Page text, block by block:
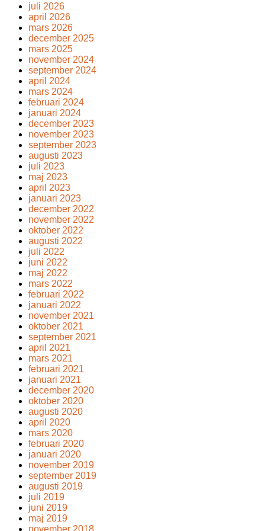
juli 2026
april 2026
mars 2026
december 2025
mars 2025
november 2024
september 2024
april 2024
mars 2024
februari 2024
januari 2024
december 2023
november 2023
september 2023
augusti 2023
juli 2023
maj 2023
april 2023
januari 2023
december 2022
november 2022
oktober 2022
augusti 2022
juli 2022
juni 2022
maj 2022
mars 2022
februari 2022
januari 2022
november 2021
oktober 2021
september 2021
april 2021
mars 2021
februari 2021
januari 2021
december 2020
oktober 2020
augusti 2020
april 2020
mars 2020
februari 2020
januari 2020
november 2019
september 2019
augusti 2019
juli 2019
juni 2019
maj 2019
november 2018